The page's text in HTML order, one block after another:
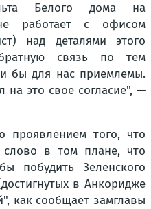
Белого дома на
работает с офисом
над деталями этого
связь по тем
бы для нас приемлемы.
на это свое согласие", —
проявлением того, что
в том плане, что
побудить Зеленского
в Анкоридже
как сообщает замглавы